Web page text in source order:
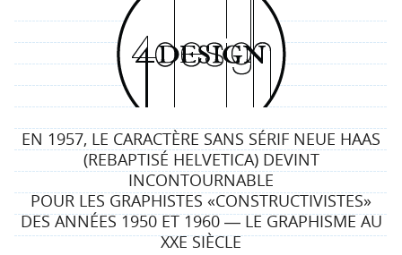
4
d
e
s
i
g
EN 1957, LE CARACTÈRE SANS SÉRIF NEUE HAAS
(REBAPTISÉ HELVETICA) DEVINT
INCONTOURNABLE
POUR LES GRAPHISTES «CONSTRUCTIVISTES»
DES ANNÉES 1950 ET 1960 ― LE GRAPHISME AU
XXE SIÈCLE